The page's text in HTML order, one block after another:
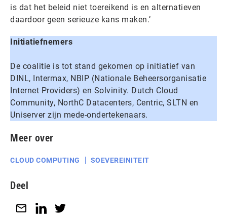
is dat het beleid niet toereikend is en alternatieven
daardoor geen serieuze kans maken.’
Initiatiefnemers
De coalitie is tot stand gekomen op initiatief van
DINL, Intermax, NBIP (Nationale Beheersorganisatie
Internet Providers) en Solvinity. Dutch Cloud
Community, NorthC Datacenters, Centric, SLTN en
Uniserver zijn mede-ondertekenaars.
Meer over
CLOUD COMPUTING SOEVEREINITEIT
Deel